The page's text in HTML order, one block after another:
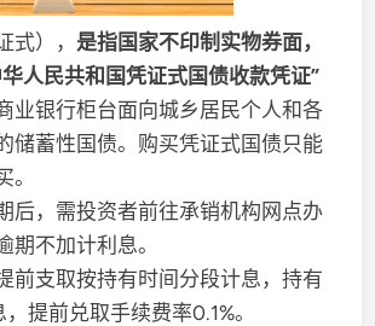
式）， 是指国家不印制实物券面，
人民共和国凭证式国债收款凭证”
业银行柜台面向城乡居民个人和各
储蓄性国债。购买凭证式国债只能
。
后，需投资者前往承销机构网点办
期不加计利息。
前支取按持有时间分段计息，持有
提前兑取手续费率0.1%。